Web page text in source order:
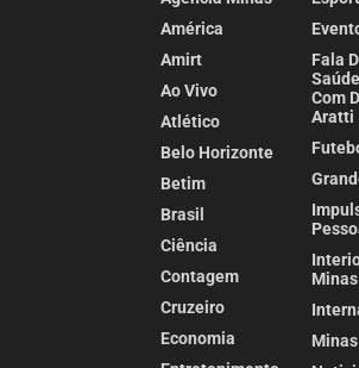
América
Amirt
Ao Vivo
Atlético
Belo Horizonte
Betim
Brasil
Ciência
Contagem
Cruzeiro
Economia
Fala
Com
Aratti
Minas